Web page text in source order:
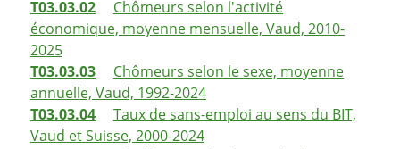
T03.03.02
Chômeurs selon l'activité
économique, moyenne mensuelle, Vaud, 2010-
2025
T03.03.03
Chômeurs selon le sexe, moyenne
annuelle, Vaud, 1992-2024
T03.03.04
Taux de sans-emploi au sens du BIT,
Vaud et Suisse, 2000-2024